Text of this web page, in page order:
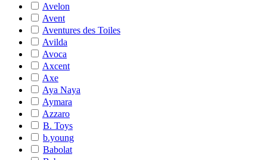
Avelon
Avent
Aventures des Toiles
Avilda
Avoca
Axcent
Axe
Aya Naya
Aymara
Azzaro
B. Toys
b.young
Babolat